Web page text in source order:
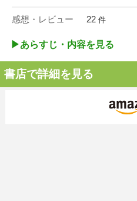
感想・レビュー 22 件
▶︎あらすじ・内容を見る
書店で詳細を見る